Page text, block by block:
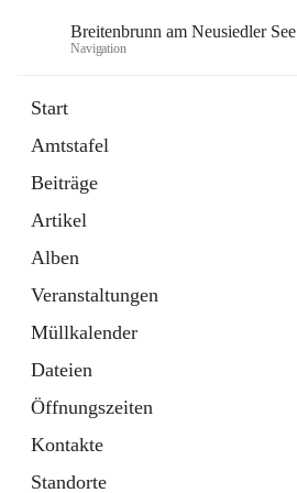
Breitenbrunn am Neusiedler See
Navigation
Start
Amtstafel
Beiträge
Artikel
Alben
Veranstaltungen
Müllkalender
Dateien
Öffnungszeiten
Kontakte
Standorte
18 Schnellzugriffe
Gemeindeservice